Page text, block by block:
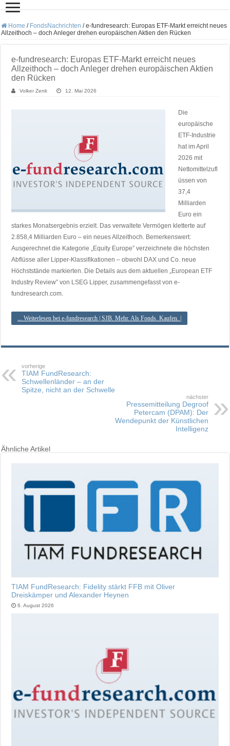
Home / FondsNachrichten / e-fundresearch: Europas ETF-Markt erreicht neues
Allzeithoch – doch Anleger drehen europäischen Aktien den Rücken
e-fundresearch: Europas ETF-Markt erreicht neues
Allzeithoch – doch Anleger drehen europäischen Aktien
den Rücken
Volker Zenk 12. Mai 2026
Die
europäische
ETF-Industrie
hat im April
2026 mit
Nettomittelzufl
üssen von
37,4
Milliarden
Euro ein
starkes Monatsergebnis erzielt. Das verwaltete Vermögen kletterte auf
2.858,4 Milliarden Euro – ein neues Allzeithoch. Bemerkenswert:
Ausgerechnet die Kategorie „Equity Europe” verzeichnete die höchsten
Abflüsse aller Lipper-Klassifikationen – obwohl DAX und Co. neue
Höchststände markierten. Die Details aus dem aktuellen „European ETF
Industry Review” von LSEG Lipper, zusammengefasst von e-
fundresearch.com.
... Weiterlesen bei e-fundresearch | SJB. Mehr. Als Fonds. Kaufen. |
vorherige
TIAM FundResearch:
Schwellenländer – an der
Spitze, nicht an der Schwelle
nächster
Pressemitteilung Degroof
Petercam (DPAM): Der
Wendepunkt der Künstlichen
Intelligenz
Ähnliche Artikel
TIAM FundResearch: Fidelity stärkt FFB mit Oliver
Dreiskämper und Alexander Heynen
6. August 2026